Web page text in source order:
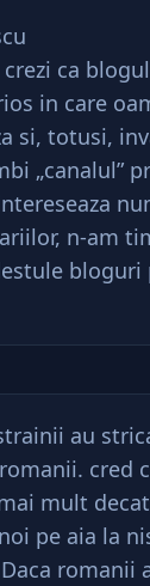
crezi ca
in care
si, totusi,
„canalul”
n-am
bloguri
au
cred
mult
pe aia la
romanii